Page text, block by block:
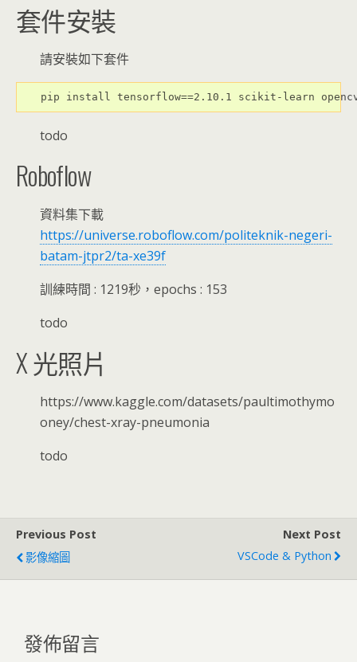
套件安裝
請安裝如下套件
pip install tensorflow==2.10.1 scikit-learn
todo
Roboflow
資料集下載
https://universe.roboflow.com/politeknik-negeri-
batam-jtpr2/ta-xe39f
訓練時間 : 1219秒，epochs : 153
todo
X 光照片
https://www.kaggle.com/datasets/paultimothymo
oney/chest-xray-pneumonia
todo
Previous Post
影像縮圖
Next Post
VSCode & Python
發佈留言